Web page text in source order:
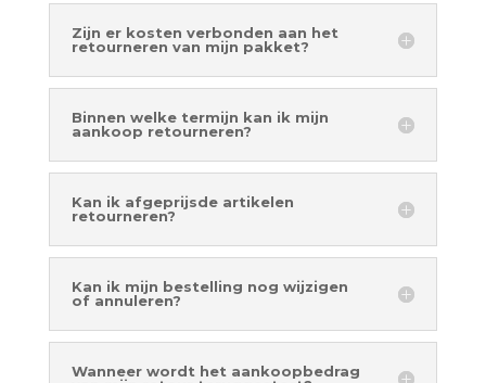
Zijn er kosten verbonden aan het
retourneren van mijn pakket?
Binnen welke termijn kan ik mijn
aankoop retourneren?
Kan ik afgeprijsde artikelen
retourneren?
Kan ik mijn bestelling nog wijzigen
of annuleren?
Wanneer wordt het aankoopbedrag